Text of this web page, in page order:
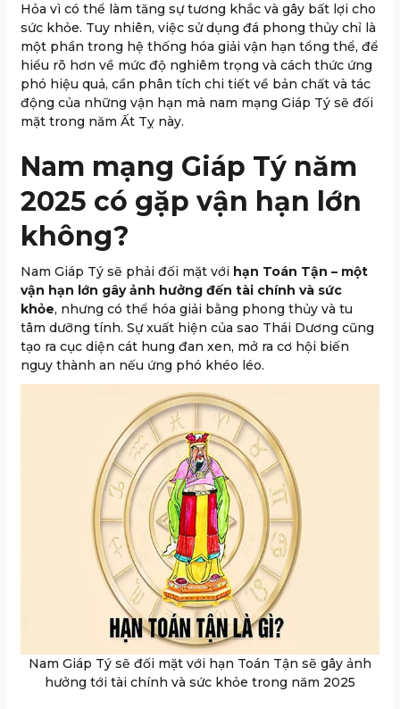
Hỏa vì có thể làm tăng sự tương khắc và gây bất lợi cho
sức khỏe. Tuy nhiên, việc sử dụng đá phong thủy chỉ là
một phần trong hệ thống hóa giải vận hạn tổng thể, để
hiểu rõ hơn về mức độ nghiêm trọng và cách thức ứng
phó hiệu quả, cần phân tích chi tiết về bản chất và tác
động của những vận hạn mà nam mạng Giáp Tý sẽ đối
mặt trong năm Ất Tỵ này.
Nam mạng Giáp Tý năm
2025 có gặp vận hạn lớn
không?
Nam Giáp Tý sẽ phải đối mặt với hạn Toán Tận – một
vận hạn lớn gây ảnh hưởng đến tài chính và sức
khỏe, nhưng có thể hóa giải bằng phong thủy và tu
tâm dưỡng tính. Sự xuất hiện của sao Thái Dương cũng
tạo ra cục diện cát hung đan xen, mở ra cơ hội biến
nguy thành an nếu ứng phó khéo léo.
Nam Giáp Tý sẽ đối mặt với hạn Toán Tận sẽ gây ảnh
hưởng tới tài chính và sức khỏe trong năm 2025